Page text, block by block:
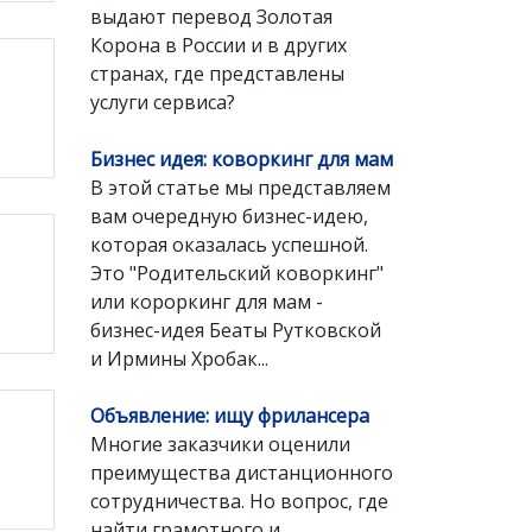
выдают перевод Золотая
Корона в России и в других
странах, где представлены
услуги сервиса?
Бизнес идея: коворкинг для мам
В этой статье мы представляем
вам очередную бизнес-идею,
которая оказалась успешной.
Это "Родительский коворкинг"
или короркинг для мам -
бизнес-идея Беаты Рутковской
и Ирмины Хробак...
Объявление: ищу фрилансера
Многие заказчики оценили
преимущества дистанционного
сотрудничества. Но вопрос, где